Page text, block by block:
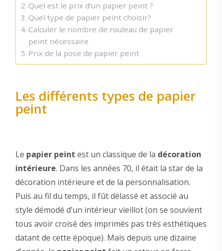
Quel est le prix d’un papier peint ?
Quel type de papier peint choisir?
Calculer le nombre de rouleau de papier
peint nécessaire
Prix de la pose de papier peint
Les différents types de papier
peint
Le papier peint est un classique de la décoration
intérieure. Dans les années 70, il était la star de la
décoration intérieure et de la personnalisation.
Puis au fil du temps, il fût délassé et associé au
style démodé d’un intérieur vieillot (on se souvient
tous avoir croisé des imprimés pas très esthétiques
datant de cette époque). Mais depuis une dizaine